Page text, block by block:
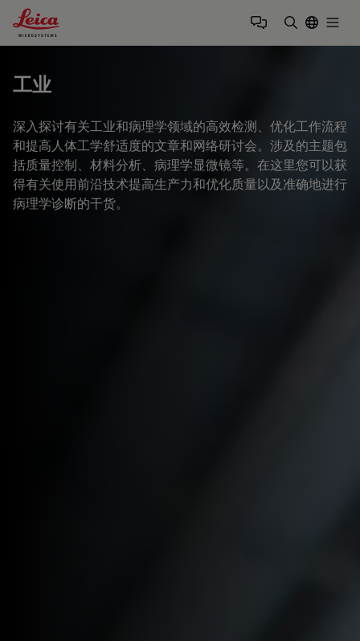
Leica Microsystems Logo
工业
深入探讨有关工业和病理学领域的高效检测、优化工作流程
和提高人体工学舒适度的文章和网络研讨会。涉及的主题包
括质量控制、材料分析、病理学显微镜等。在这里您可以获
得有关使用前沿技术提高生产力和优化质量以及准确地进行
病理学诊断的干货。